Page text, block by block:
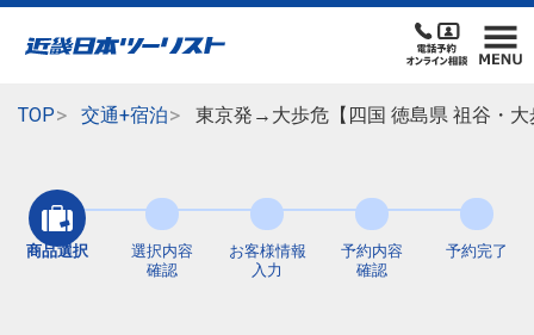
TOP 交通+宿泊 東京発→大歩危【四国 徳島県 祖谷・
商品選択
選択内容
確認
お客様情報
入力
予約内容
確認
予約完了